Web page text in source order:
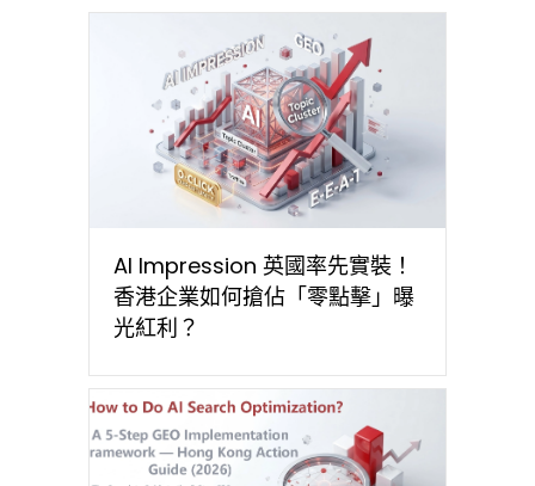
AI Impression 英國率先實裝！
香港企業如何搶佔「零點擊」曝
光紅利？